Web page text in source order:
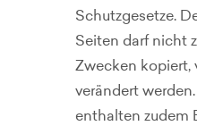
Schutzgesetze.
Seiten darf nicht
Zwecken kopiert,
verändert
enthalten zudem